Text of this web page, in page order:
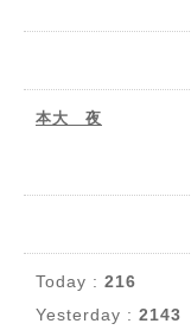
本大 夜
Today : 216
Yesterday : 2143